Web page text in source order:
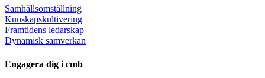
Samhällsomställning
Kunskapskultivering
Framtidens ledarskap
Dynamisk samverkan
Engagera dig i cmb